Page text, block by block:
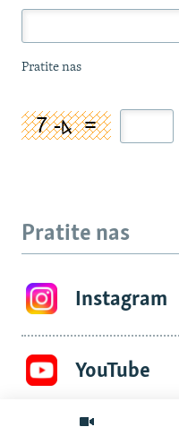
Pratite nas
Pratite nas
Instagram
YouTube